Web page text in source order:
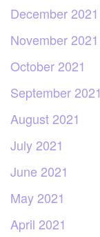
December 2021
November 2021
October 2021
September 2021
August 2021
July 2021
June 2021
May 2021
April 2021